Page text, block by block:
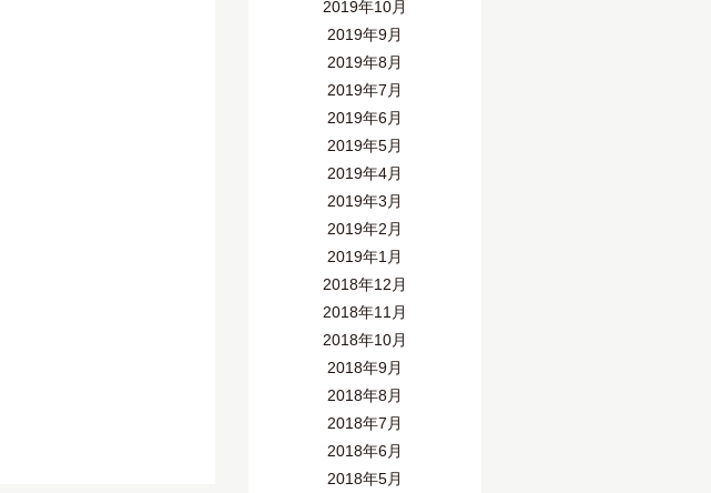
2019年10月
2019年9月
2019年8月
2019年7月
2019年6月
2019年5月
2019年4月
2019年3月
2019年2月
2019年1月
2018年12月
2018年11月
2018年10月
2018年9月
2018年8月
2018年7月
2018年6月
2018年5月